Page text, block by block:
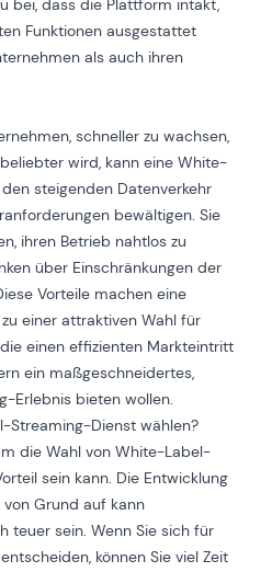
bei, dass die Plattform intakt,
Funktionen ausgestattet
als auch ihren
schneller zu wachsen,
wird, kann eine White-
steigenden Datenverkehr
bewältigen. Sie
ihren Betrieb nahtlos zu
über Einschränkungen der
Vorteile machen eine
einer attraktiven Wahl für
einen effizienten Markteintritt
ein maßgeschneidertes,
Erlebnis bieten wollen.
Streaming-Dienst wählen?
die Wahl von White-Label-
sein kann. Die Entwicklung
Grund auf kann
teuer sein. Wenn Sie sich für
können Sie viel Zeit